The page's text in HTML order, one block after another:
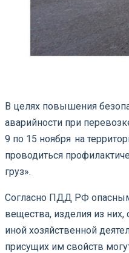
В целях повышения
аварийности при
9 по 15 ноября на
проводиться
груз».
Согласно ПДД РФ
вещества, изделия из
иной хозяйственной
присущих им свойств